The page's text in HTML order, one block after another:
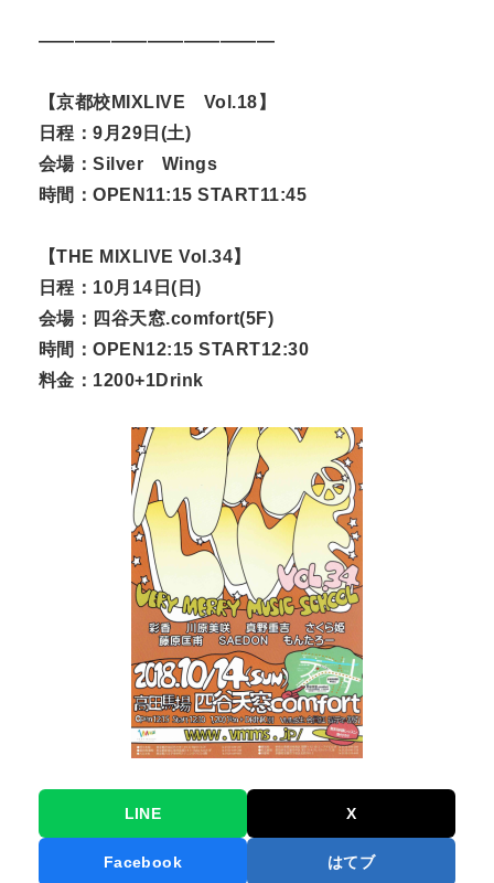
—————————————
【京都校MIXLIVE Vol.18】
日程：9月29日(土)
会場：Silver Wings
時間：OPEN11:15 START11:45
【THE MIXLIVE Vol.34】
日程：10月14日(日)
会場：四谷天窓.comfort(5F)
時間：OPEN12:15 START12:30
料金：1200+1Drink
LINE X
Facebook はてブ